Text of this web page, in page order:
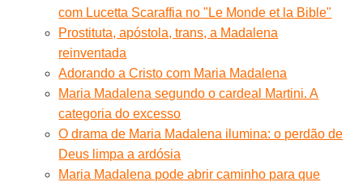
com Lucetta Scaraffia no "Le Monde et la Bible"
Prostituta, apóstola, trans, a Madalena
reinventada
Adorando a Cristo com Maria Madalena
Maria Madalena segundo o cardeal Martini. A
categoria do excesso
O drama de Maria Madalena ilumina: o perdão de
Deus limpa a ardósia
Maria Madalena pode abrir caminho para que